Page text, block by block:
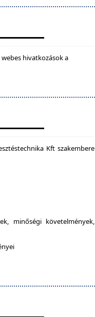
hivatkozások a
Kft szakembere
minőségi követelmények,